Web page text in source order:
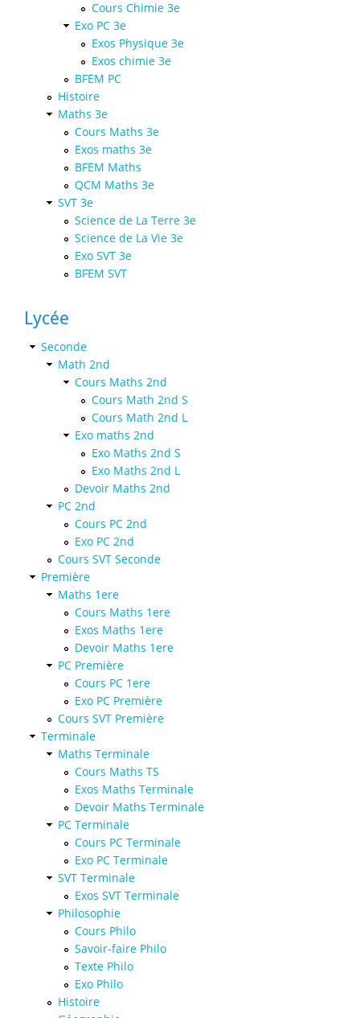
Cours Chimie 3e
Exo PC 3e
Exos Physique 3e
Exos chimie 3e
BFEM PC
Histoire
Maths 3e
Cours Maths 3e
Exos maths 3e
BFEM Maths
QCM Maths 3e
SVT 3e
Science de La Terre 3e
Science de La Vie 3e
Exo SVT 3e
BFEM SVT
Lycée
Seconde
Math 2nd
Cours Maths 2nd
Cours Math 2nd S
Cours Math 2nd L
Exo maths 2nd
Exo Maths 2nd S
Exo Maths 2nd L
Devoir Maths 2nd
PC 2nd
Cours PC 2nd
Exo PC 2nd
Cours SVT Seconde
Première
Maths 1ere
Cours Maths 1ere
Exos Maths 1ere
Devoir Maths 1ere
PC Première
Cours PC 1ere
Exo PC Première
Cours SVT Première
Terminale
Maths Terminale
Cours Maths TS
Exos Maths Terminale
Devoir Maths Terminale
PC Terminale
Cours PC Terminale
Exo PC Terminale
SVT Terminale
Exos SVT Terminale
Philosophie
Cours Philo
Savoir-faire Philo
Texte Philo
Exo Philo
Histoire